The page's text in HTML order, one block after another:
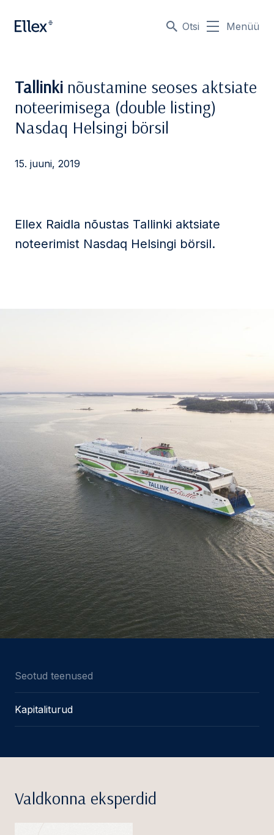
Otsi Menüü
Tallinki nõustamine seoses aktsiate
noteerimisega (double listing)
Nasdaq Helsingi börsil
15. juuni, 2019
Ellex Raidla nõustas Tallinki aktsiate
noteerimist Nasdaq Helsingi börsil.
Seotud teenused
Kapitaliturud
Valdkonna eksperdid